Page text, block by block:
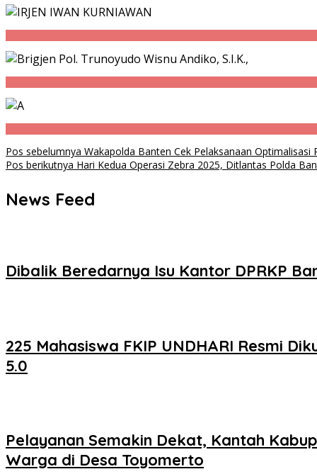
Navigasi
Pos sebelumnya Wakapolda Banten Cek Pelaksanaan Optimalisasi
Pos berikutnya Hari Kedua Operasi Zebra 2025, Ditlantas Polda
News Feed
Dibalik Beredarnya Isu Kantor DPRKP
225 Mahasiswa FKIP UNDHARI Resmi
5.0
Pelayanan Semakin Dekat, Kantah
Warga di Desa Toyomerto